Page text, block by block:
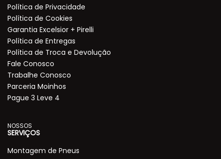
Política de Privacidade
Política de Cookies
Garantia Excelsior + Pirelli
Política de Entregas
Política de Troca e Devolução
Fale Conosco
Trabalhe Conosco
Parceria Moinhos
Pague 3 Leve 4
NOSSOS
SERVIÇOS
Montagem de Pneus